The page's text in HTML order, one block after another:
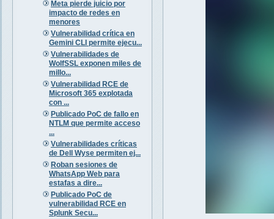
Meta pierde juicio por
impacto de redes en
menores
Vulnerabilidad crítica en
Gemini CLI permite ejecu...
Vulnerabilidades de
WolfSSL exponen miles de
millo...
Vulnerabilidad RCE de
Microsoft 365 explotada
con ...
Publicado PoC de fallo en
NTLM que permite acceso
...
Vulnerabilidades críticas
de Dell Wyse permiten ej...
Roban sesiones de
WhatsApp Web para
estafas a dire...
Publicado PoC de
vulnerabilidad RCE en
Splunk Secu...